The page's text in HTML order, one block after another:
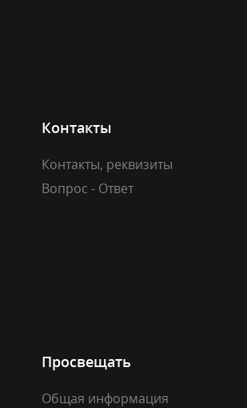
Контакты
Контакты, реквизиты
Вопрос - Ответ
Просвещать
Общая информация